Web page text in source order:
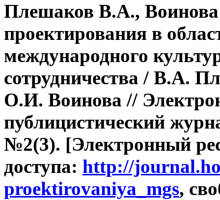
Плешаков В.А.,
проектирования в
международного
сотрудничества / В.А.
О.И. Воинова //
публицистический
№2(3). [Электронный
доступа: http://
proektirovaniya_mgs,